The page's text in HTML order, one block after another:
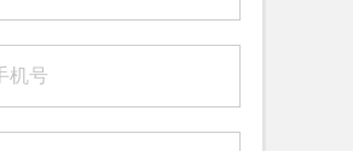
招聘中心